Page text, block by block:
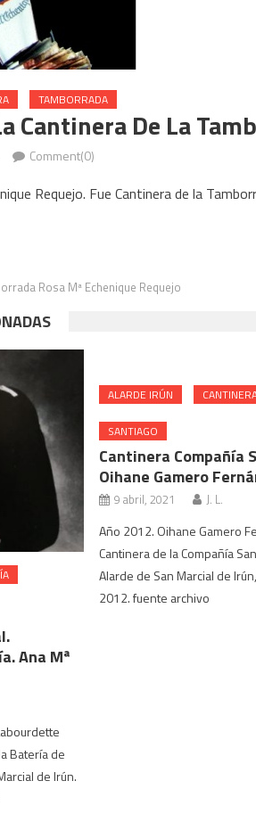
TAMBORRADA
Cantinera De La
Comment(0)
Requejo. Fue Cantinera de la
Rosa Mª Echenique Requejo
Ana Mª
Batería de
de Irún.
ALARDE IRÚN
SANTIAGO
Cantinera Compañía
Oihane Gamero
9 abril, 2021 J. L.
Año 2012. Oihane Gamero
Cantinera de la Compañía
Alarde de San Marcial de
2012. fuente archivo